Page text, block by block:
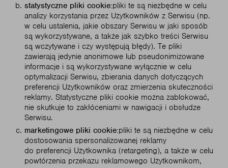
statystyczne pliki cookie:pliki te są niezbędne w celu
analizy korzystania przez Użytkowników z Serwisu (np.
w celu ustalenia, jakie obszary Serwisu w jaki sposób
są wykorzystywane, a także jak szybko treści Serwisu
są wczytywane i czy występują błędy). Te pliki
zawierają jedynie anonimowe lub pseudonimizowane
informacje i są wykorzystywane wyłącznie w celu
optymalizacji Serwisu, zbierania danych dotyczących
preferencji Użytkowników oraz zmierzenia skuteczności
reklamy. Statystyczne pliki cookie można zablokować,
nie skutkuje to zakłóceniami w nawigacji i obsłudze
Serwisu.
marketingowe pliki cookie:pliki te są niezbędne w celu
dostosowania spersonalizowanej reklamy
do preferencji Użytkownika (retargeting), a także w celu
powtórzenia przekazu reklamowego Użytkownikom,